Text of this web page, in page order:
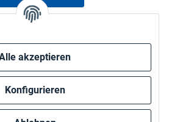
akzeptieren
Konfigurieren